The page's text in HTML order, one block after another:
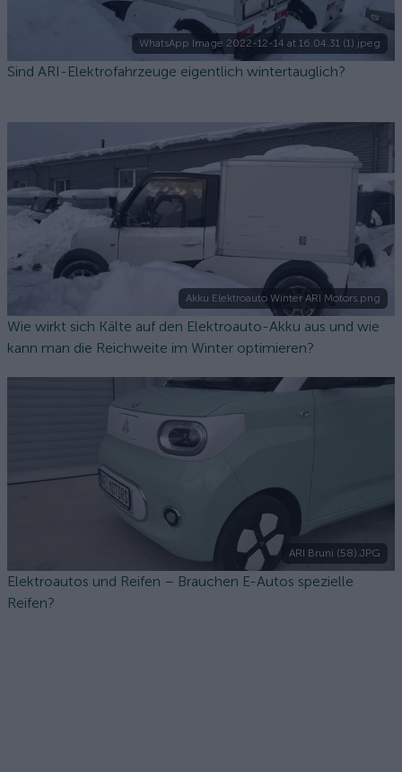
WhatsApp Image 2022-12-14 at 16.04.31 (1).jpeg
Sind ARI-Elektrofahrzeuge eigentlich wintertauglich?
Akku Elektroauto Winter ARI Motors.png
Wie wirkt sich Kälte auf den Elektroauto-Akku aus und wie
kann man die Reichweite im Winter optimieren?
ARI Bruni (58).JPG
Elektroautos und Reifen – Brauchen E-Autos spezielle
Reifen?